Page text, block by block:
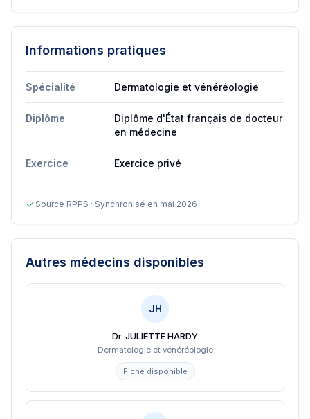
Informations pratiques
Spécialité Dermatologie et vénéréologie
Diplôme
Diplôme d'État français de docteur
en médecine
Exercice Exercice privé
Source RPPS · Synchronisé en mai 2026
Autres médecins disponibles
JH
Dr. JULIETTE HARDY
Dermatologie et vénéréologie
Fiche disponible